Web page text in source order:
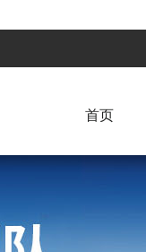
首页